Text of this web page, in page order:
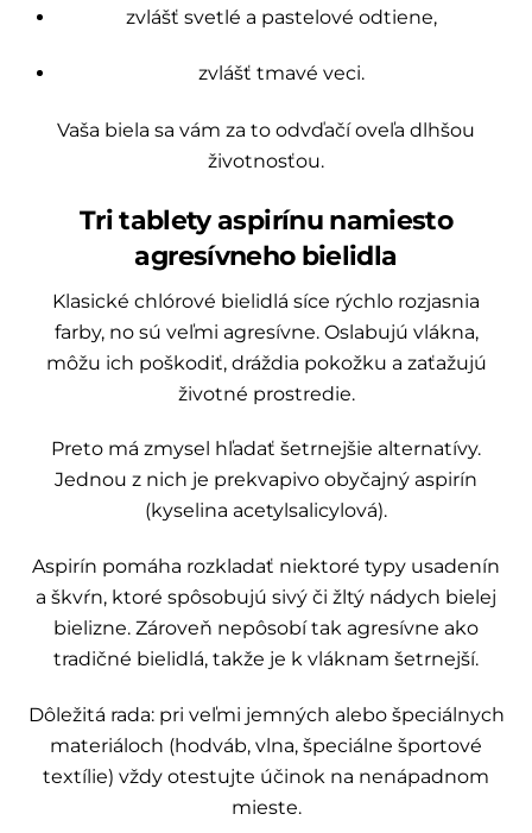
zvlášť svetlé a pastelové odtiene,
zvlášť tmavé veci.
Vaša biela sa vám za to odvďačí oveľa dlhšou
životnosťou.
Tri tablety aspirínu namiesto
agresívneho bielidla
Klasické chlórové bielidlá síce rýchlo rozjasnia
farby, no sú veľmi agresívne. Oslabujú vlákna,
môžu ich poškodiť, dráždia pokožku a zaťažujú
životné prostredie.
Preto má zmysel hľadať šetrnejšie alternatívy.
Jednou z nich je prekvapivo obyčajný aspirín
(kyselina acetylsalicylová).
Aspirín pomáha rozkladať niektoré typy usadenín
a škvŕn, ktoré spôsobujú sivý či žltý nádych bielej
bielizne. Zároveň nepôsobí tak agresívne ako
tradičné bielidlá, takže je k vláknam šetrnejší.
Dôležitá rada: pri veľmi jemných alebo špeciálnych
materiáloch (hodváb, vlna, špeciálne športové
textílie) vždy otestujte účinok na nenápadnom
mieste.